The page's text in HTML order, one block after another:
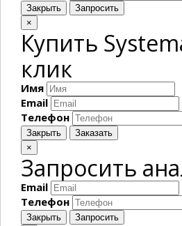
Закрыть
Запросить
×
Купить
клик
Имя
Email
Телефон
Закрыть
Заказать
×
Запросить
Email
Телефон
Закрыть
Запросить